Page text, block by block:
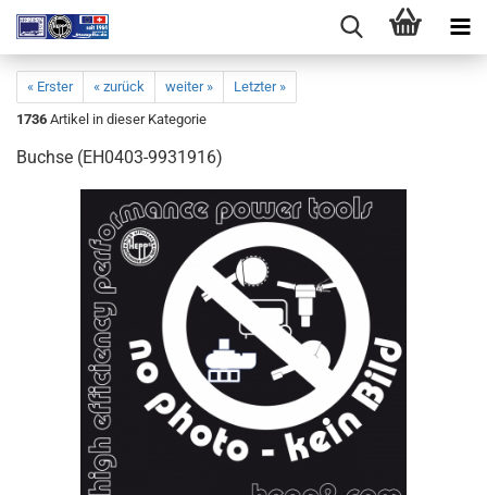
« Erster « zurück weiter »
Letzter »
1736 Artikel in dieser Kategorie
Buchse (EH0403-9931916)